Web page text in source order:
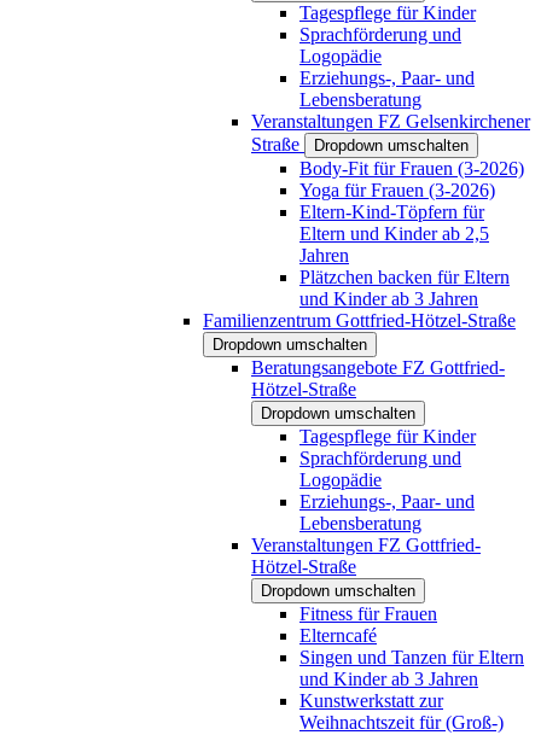
Tagespflege für Kinder
Sprachförderung und
Logopädie
Erziehungs-, Paar- und
Lebensberatung
Veranstaltungen FZ Gelsenkirchener
Straße
Dropdown umschalten
Body-Fit für Frauen (3-2026)
Yoga für Frauen (3-2026)
Eltern-Kind-Töpfern für
Eltern und Kinder ab 2,5
Jahren
Plätzchen backen für Eltern
und Kinder ab 3 Jahren
Familienzentrum Gottfried-Hötzel-Straße
Dropdown umschalten
Beratungsangebote FZ Gottfried-
Hötzel-Straße
Dropdown umschalten
Tagespflege für Kinder
Sprachförderung und
Logopädie
Erziehungs-, Paar- und
Lebensberatung
Veranstaltungen FZ Gottfried-
Hötzel-Straße
Dropdown umschalten
Fitness für Frauen
Elterncafé
Singen und Tanzen für Eltern
und Kinder ab 3 Jahren
Kunstwerkstatt zur
Weihnachtszeit für (Groß-)